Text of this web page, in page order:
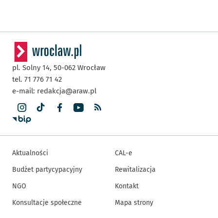
pl. Solny 14, 50-062 Wrocław
tel. 71 776 71 42
e-mail: redakcja@araw.pl
Aktualności
Budżet partycypacyjny
NGO
Konsultacje społeczne
CAL-e
Rewitalizacja
Kontakt
Mapa strony